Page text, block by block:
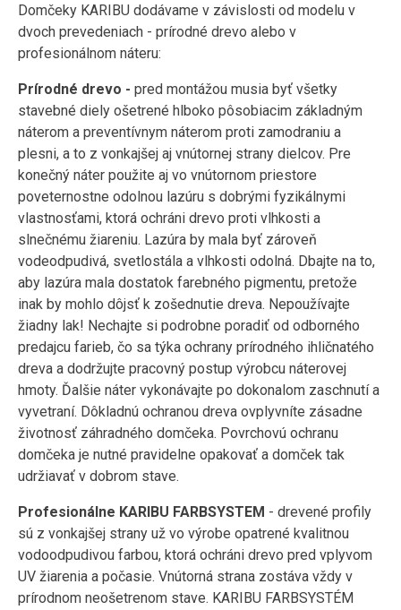
Domčeky KARIBU dodávame v závislosti od modelu v
dvoch prevedeniach - prírodné drevo alebo v
profesionálnom náteru:
Prírodné drevo - pred montážou musia byť všetky
stavebné diely ošetrené hlboko pôsobiacim základným
náterom a preventívnym náterom proti zamodraniu a
plesni, a to z vonkajšej aj vnútornej strany dielcov. Pre
konečný náter použite aj vo vnútornom priestore
poveternostne odolnou lazúru s dobrými fyzikálnymi
vlastnosťami, ktorá ochráni drevo proti vlhkosti a
slnečnému žiareniu. Lazúra by mala byť zároveň
vodeodpudivá, svetlostála a vlhkosti odolná. Dbajte na to,
aby lazúra mala dostatok farebného pigmentu, pretože
inak by mohlo dôjsť k zošednutie dreva. Nepoužívajte
žiadny lak! Nechajte si podrobne poradiť od odborného
predajcu farieb, čo sa týka ochrany prírodného ihličnatého
dreva a dodržujte pracovný postup výrobcu náterovej
hmoty. Ďalšie náter vykonávajte po dokonalom zaschnutí a
vyvetraní. Dôkladnú ochranou dreva ovplyvníte zásadne
životnosť záhradného domčeka. Povrchovú ochranu
domčeka je nutné pravidelne opakovať a domček tak
udržiavať v dobrom stave.
Profesionálne KARIBU FARBSYSTEM - drevené profily
sú z vonkajšej strany už vo výrobe opatrené kvalitnou
vodoodpudivou farbou, ktorá ochráni drevo pred vplyvom
UV žiarenia a počasie. Vnútorná strana zostáva vždy v
prírodnom neošetrenom stave. KARIBU FARBSYSTÉM